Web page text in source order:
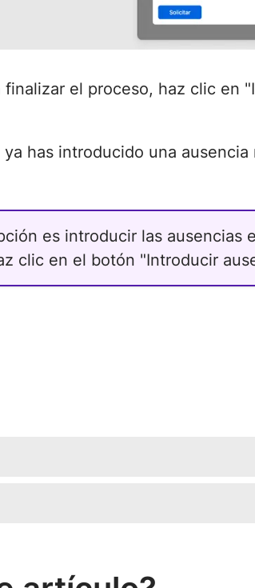
finalizar el proceso, haz clic en
ya has introducido una
es introducir las ausencias
clic en el botón "Introducir